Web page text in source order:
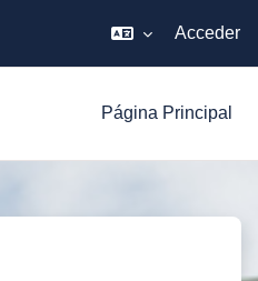
Acceder
Página Principal